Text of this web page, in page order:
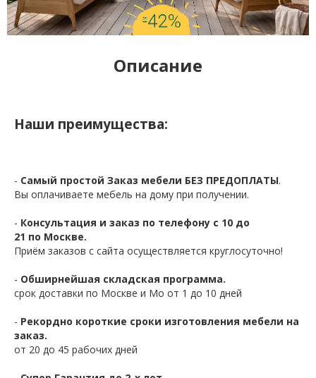
Описание
Наши преимущества:
- Самый простой Заказ мебели БЕЗ ПРЕДОПЛАТЫ.
Вы оплачиваете мебель на дому при получении.
- Консультация и заказ по телефону с 10 до
21 по Москве.
Приём заказов с сайта осуществляется круглосуточно!
- Обширнейшая складская программа.
срок доставки по Москве и Мо от 1 до 10 дней
- Рекордно короткие сроки изготовления мебели на
заказ.
от 20 до 45 рабочих дней